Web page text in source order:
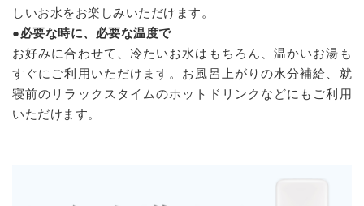
しいお水をお楽しみいただけます。
●必要な時に、必要な温度で
お好みに合わせて、冷たいお水はもちろん、温かいお湯も
すぐにご利用いただけます。お風呂上がりの水分補給、就
寝前のリラックスタイムのホットドリンクなどにもご利用
いただけます。